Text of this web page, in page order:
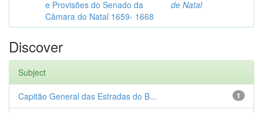
e Provisões do Senado da
Câmara do Natal 1659- 1668
de Natal
Discover
Subject
1
Capitão General das Estradas do B...